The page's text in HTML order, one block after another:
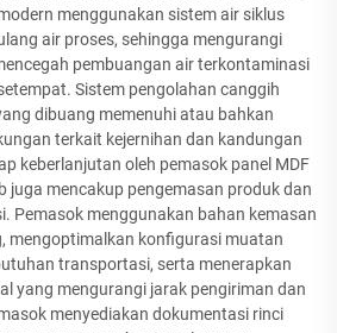
menggunakan sistem air siklus
air proses, sehingga mengurangi
pembuangan air terkontaminasi
Sistem pengolahan canggih
dibuang memenuhi atau bahkan
terkait kejernihan dan kandungan
keberlanjutan oleh pemasok panel MDF
juga mencakup pengemasan produk dan
Pemasok menggunakan bahan kemasan
mengoptimalkan konfigurasi muatan
transportasi, serta menerapkan
yang mengurangi jarak pengiriman dan
menyediakan dokumentasi rinci